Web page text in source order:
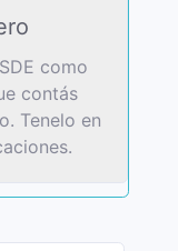
como
contás
Tenelo en